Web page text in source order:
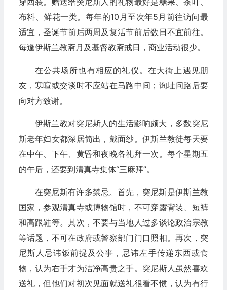
布料、鲜花一类。每年的10月至次年5月前往访问最
适宜，圣诞节前后两周及复活节前后数日不宜前往。
每逢伊斯兰教斋月及基督教斋戒日，商业活动很少。
在公共场所也有相应的礼仪。在大街上遇见朋
友，寒暄或交谈时不应站在马路中间；询址问路后要
向对方致谢。
伊斯兰教对突尼斯人的生活影响颇大，多数突尼
斯老年妇女都深居简出，戴面纱。伊斯兰教徒每天要
在中午、下午、黄昏和夜晚各礼拜一次。每个星期五
的午后，还要到清真寺集体“三麻拜”。
在突尼斯有许多禁忌。首先，突尼斯是伊斯兰教
国家，参观清真寺或博物馆时，不可穿露背装、短裤
和高跟鞋等。其次，不要与当地人过多谈论政治宗教
等话题，不可在政府或警察部门门口照相。再次，突
尼斯人忌讳饭前提及公事，忌讳左手传递东西或食
物，认为右手才为洁净高贵之手。突尼斯人虽然喜欢
送礼，但他们对初次见面就送礼很看不惯，认为有行